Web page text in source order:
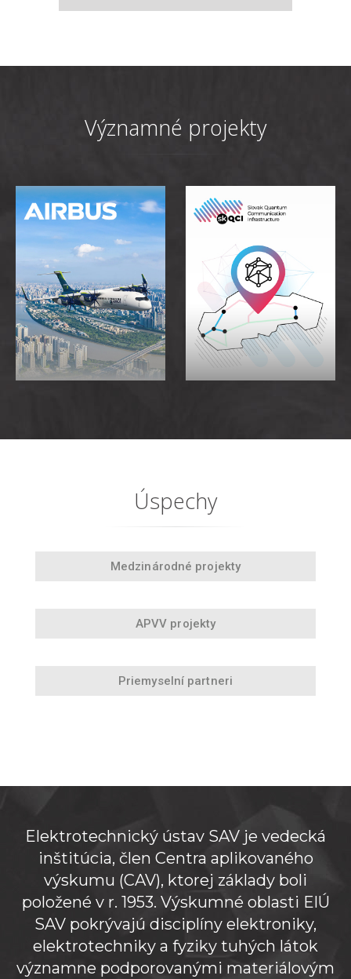
Významné projekty
Úspechy
Medzinárodné projekty
APVV projekty
Priemyselní partneri
Elektrotechnický ústav SAV je vedecká
inštitúcia, člen Centra aplikovaného
výskumu (CAV), ktorej základy boli
položené v r. 1953. Výskumné oblasti ElÚ
SAV pokrývajú disciplíny elektroniky,
elektrotechniky a fyziky tuhých látok
významne podporovanými materiálovým